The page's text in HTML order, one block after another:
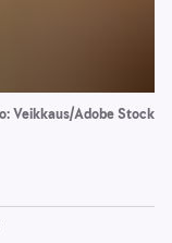
Veikkaus/Adobe Stock